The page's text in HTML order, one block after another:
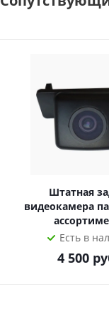
- Rockchip PX5
- NXP6686FM
- Топовый
В нашем интернет-
официального
Штатная
видеокамера
Есть в
4 500